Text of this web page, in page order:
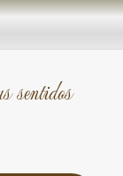
sentidos